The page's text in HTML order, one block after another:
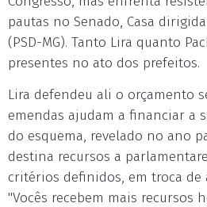
pautas no Senado, Casa
(PSD-MG). Tanto Lira quanto
presentes no ato dos prefeitos.
Lira defendeu ali o orçamento
emendas ajudam a financiar a
do esquema, revelado no ano
destina recursos a
critérios definidos, em troca de
"Vocês recebem mais recursos